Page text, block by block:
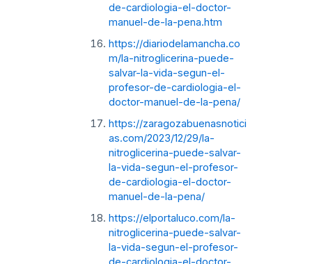
de-cardiologia-el-doctor-
manuel-de-la-pena.htm
https://diariodelamancha.co
m/la-nitroglicerina-puede-
salvar-la-vida-segun-el-
profesor-de-cardiologia-el-
doctor-manuel-de-la-pena/
https://zaragozabuenasnotici
as.com/2023/12/29/la-
nitroglicerina-puede-salvar-
la-vida-segun-el-profesor-
de-cardiologia-el-doctor-
manuel-de-la-pena/
https://elportaluco.com/la-
nitroglicerina-puede-salvar-
la-vida-segun-el-profesor-